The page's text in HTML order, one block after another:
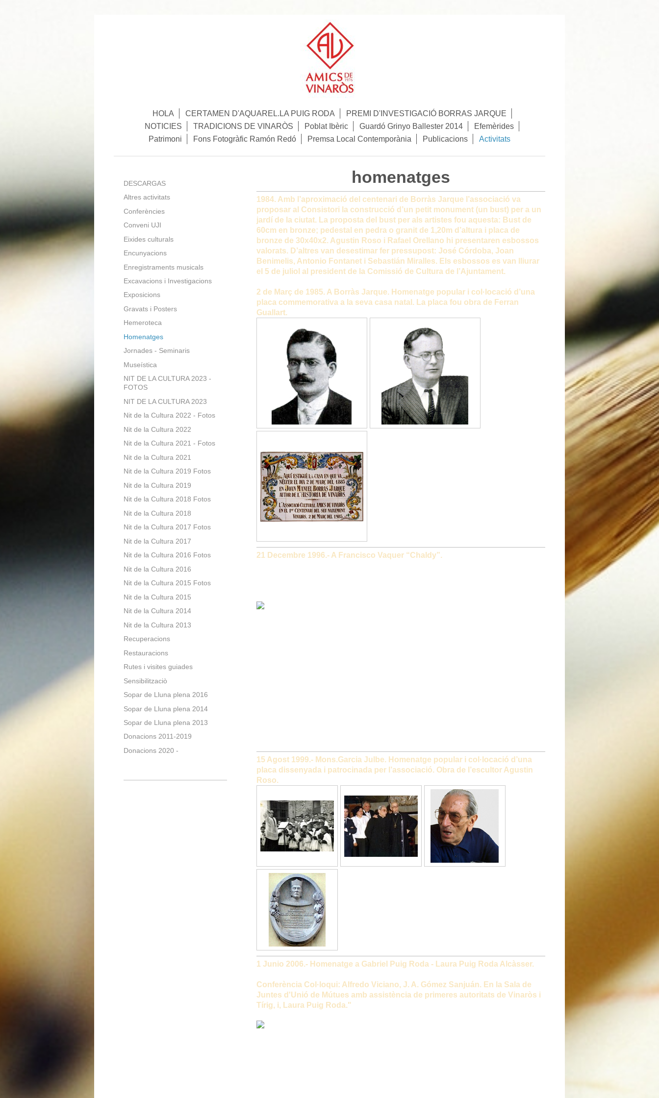
HOLA CERTAMEN D'AQUAREL.LA PUIG RODA
PREMI D'INVESTIGACIÓ BORRAS JARQUE
NOTICIES
TRADICIONS DE VINARÒS Poblat Ibèric Guardó Grinyo Ballester 2014
Efemèrides
Patrimoni
Fons Fotogràfic Ramón Redó Premsa Local Contemporània Publicacions Activitats
homenatges
1984. Amb l’aproximació del centenari de Borràs Jarque l’associació va
proposar al Consistori la construcció d’un petit monument (un bust) per a un
jardí de la ciutat. La proposta del bust per als artistes fou aquesta: Bust de
60cm en bronze; pedestal en pedra o granit de 1,20m d’altura i placa de
bronze de 30x40x2. Agustin Roso i Rafael Orellano hi presentaren esbossos
valorats. D’altres van desestimar fer pressupost: José Córdoba, Joan
Benimelis, Antonio Fontanet i Sebastián Miralles. Els esbossos es van lliurar
el 5 de juliol al president de la Comissió de Cultura de l’Ajuntament.
2 de Març de 1985. A Borràs Jarque. Homenatge popular i col·locació d’una
placa commemorativa a la seva casa natal. La placa fou obra de Ferran
Guallart.
21 Decembre 1996.- A Francisco Vaquer “Chaldy”.
15 Agost 1999.- Mons.Garcia Julbe. Homenatge popular i col·locació d’una
placa dissenyada i patrocinada per l’associació. Obra de l’escultor Agustin
Roso.
1 Junio 2006.- Homenatge a Gabriel Puig Roda - Laura Puig Roda Alcàsser.
Conferència Col·loqui: Alfredo Viciano, J. A. Gómez Sanjuán. En la Sala de
Juntes d'Unió de Mútues amb assistència de primeres autoritats de Vinaròs i
Tírig, i, Laura Puig Roda."
DESCARGAS
Altres activitats
Conferències
Conveni UJI
Eixides culturals
Encunyacions
Enregistraments musicals
Excavacions i Investigacions
Exposicions
Gravats i Posters
Hemeroteca
Homenatges
Jornades - Seminaris
Museística
NIT DE LA CULTURA 2023 -
FOTOS
NIT DE LA CULTURA 2023
Nit de la Cultura 2022 - Fotos
Nit de la Cultura 2022
Nit de la Cultura 2021 - Fotos
Nit de la Cultura 2021
Nit de la Cultura 2019 Fotos
Nit de la Cultura 2019
Nit de la Cultura 2018 Fotos
Nit de la Cultura 2018
Nit de la Cultura 2017 Fotos
Nit de la Cultura 2017
Nit de la Cultura 2016 Fotos
Nit de la Cultura 2016
Nit de la Cultura 2015 Fotos
Nit de la Cultura 2015
Nit de la Cultura 2014
Nit de la Cultura 2013
Recuperacions
Restauracions
Rutes i visites guiades
Sensibilitzaciò
Sopar de Lluna plena 2016
Sopar de Lluna plena 2014
Sopar de Lluna plena 2013
Donacions 2011-2019
Donacions 2020 -